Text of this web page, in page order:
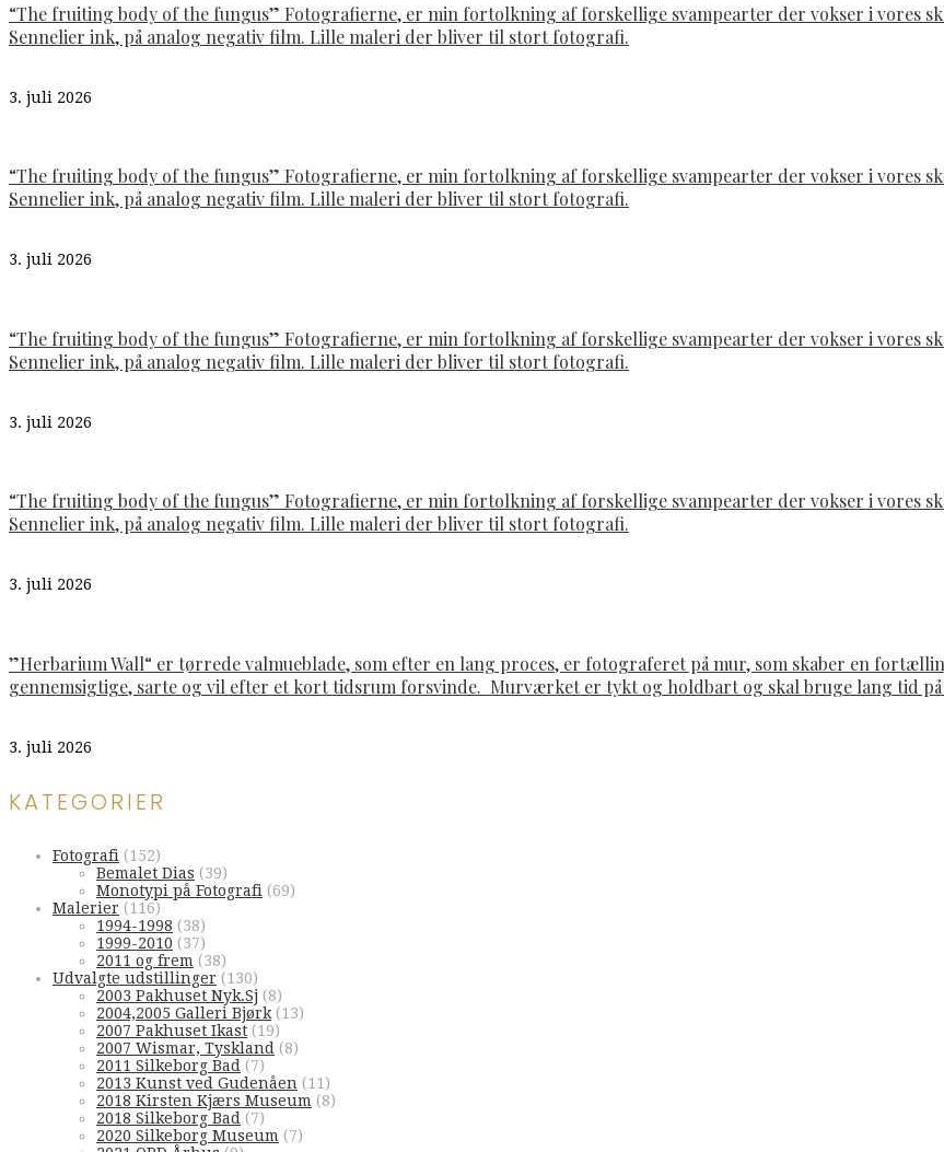
“The fruiting body of the fungus” Fotografierne, er min fortolkning af forskellige svampearter der vokser i vores
Sennelier ink, på analog negativ film. Lille maleri der bliver til stort fotografi.
3. juli 2026
“The fruiting body of the fungus” Fotografierne, er min fortolkning af forskellige svampearter der vokser i vores
Sennelier ink, på analog negativ film. Lille maleri der bliver til stort fotografi.
3. juli 2026
“The fruiting body of the fungus” Fotografierne, er min fortolkning af forskellige svampearter der vokser i vores
Sennelier ink, på analog negativ film. Lille maleri der bliver til stort fotografi.
3. juli 2026
“The fruiting body of the fungus” Fotografierne, er min fortolkning af forskellige svampearter der vokser i vores
Sennelier ink, på analog negativ film. Lille maleri der bliver til stort fotografi.
3. juli 2026
”Herbarium Wall“ er tørrede valmueblade, som efter en lang proces, er fotograferet på mur, som skaber en
gennemsigtige, sarte og vil efter et kort tidsrum forsvinde. Murværket er tykt og holdbart og skal bruge lang tid
3. juli 2026
KATEGORIER
Fotografi (152)
Bemalet Dias (39)
Monotypi på Fotografi (69)
Malerier (116)
1994-1998 (38)
1999-2010 (37)
2011 og frem (38)
Udvalgte udstillinger (130)
2003 Pakhuset Nyk.Sj (8)
2004,2005 Galleri Bjørk (13)
2007 Pakhuset Ikast (19)
2007 Wismar, Tyskland (8)
2011 Silkeborg Bad (7)
2013 Kunst ved Gudenåen (11)
2018 Kirsten Kjærs Museum (8)
2018 Silkeborg Bad (7)
2020 Silkeborg Museum (7)